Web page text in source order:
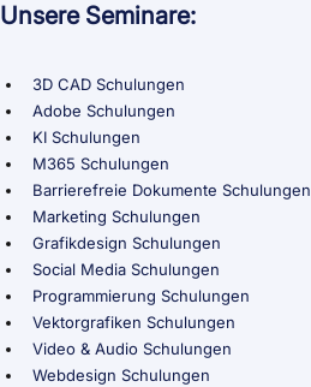
Unsere Seminare:
3D CAD Schulungen
Adobe Schulungen
KI Schulungen
M365 Schulungen
Barrierefreie Dokumente Schulungen
Marketing Schulungen
Grafikdesign Schulungen
Social Media Schulungen
Programmierung Schulungen
Vektorgrafiken Schulungen
Video & Audio Schulungen
Webdesign Schulungen